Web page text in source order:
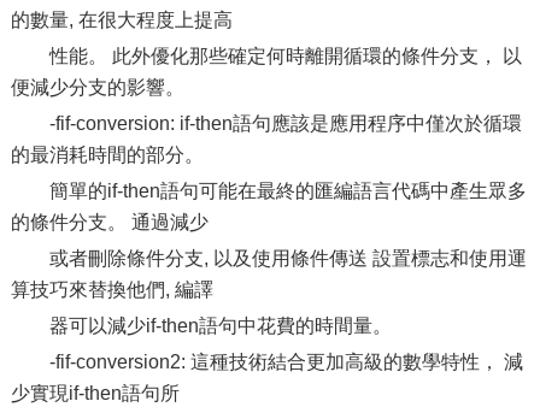
的數量, 在很大程度上提高
性能。 此外優化那些確定何時離開循環的條件分支， 以
便減少分支的影響。
-fif-conversion: if-then語句應該是應用程序中僅次於循環
的最消耗時間的部分。
簡單的if-then語句可能在最終的匯編語言代碼中產生眾多
的條件分支。 通過減少
或者刪除條件分支, 以及使用條件傳送 設置標志和使用運
算技巧來替換他們, 編譯
器可以減少if-then語句中花費的時間量。
-fif-conversion2: 這種技術結合更加高級的數學特性， 減
少實現if-then語句所